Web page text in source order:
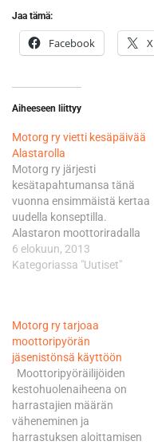
Jaa tämä:
Facebook X
Aiheeseen liittyy
Motorg ry vietti kesäpäivää
Alastarolla
Motorg ry järjesti
kesätapahtumansa tänä
vuonna ensimmäistä kertaa
uudella konseptilla.
Alastaron moottoriradalla
järjestetyssä tapahtumassa
vierailla oli mahdollisuus
moottoripyörän tekniikasta
ensiapuun. Bike World,
Motokeidas ja Allright
tarjosivat myös
mahdollisuuden koeajoihin ja
varustehankintoihin. Uudella
konseptilla järjestetty
tapahtuma muodostui
6 elokuun, 2013
Kategoriassa "Uutiset"
Motorg ry tarjoaa
moottoripyörän
jäsenistönsä käyttöön
Moottoripyöräilijöiden
kestohuolenaiheena on
harrastajien määrän
väheneminen ja
harrastuksen aloittamisen